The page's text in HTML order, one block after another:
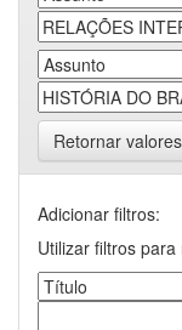
Retornar valores
Adicionar filtros:
Utilizar filtros